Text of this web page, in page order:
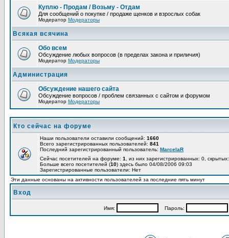
Куплю - Продам / Возьму - Отдам
Для сообщений о покупке / продаже щенков и взрослых собак
Модератор Модераторы
Всякая всячина
Обо всем
Обсуждение любых вопросов (в пределах закона и приличия)
Модератор Модераторы
Администрация
Обсуждение нашего сайта
Обсуждение вопросов / проблем связанных с сайтом и форумом
Модератор Модераторы
Кто сейчас на форуме
Наши пользователи оставили сообщений: 1660
Всего зарегистрированных пользователей: 841
Последний зарегистрированный пользователь: MarcelaR
Сейчас посетителей на форуме: 1
, из них зарегистрированных: 0,
Больше всего посетителей (10) здесь было 04/08/2006 09:03
Зарегистрированные пользователи: Нет
Эти данные основаны на активности пользователей за последние пять минут
Вход
Имя: Пароль: